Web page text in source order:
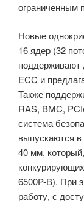
ограниченным
Новые
16 ядер (32
поддерживают
ECC и
Также
RAS, BMC,
система
выпускаются
40 мм,
6500P-B). При
работу, с